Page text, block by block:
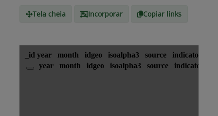
Tela cheia Incorporar Copiar links